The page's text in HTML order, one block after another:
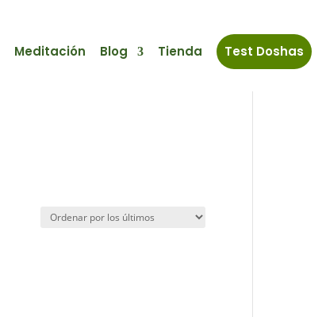
Meditación Blog Tienda Test Doshas